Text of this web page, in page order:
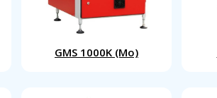
GMS 1000K (Mo)